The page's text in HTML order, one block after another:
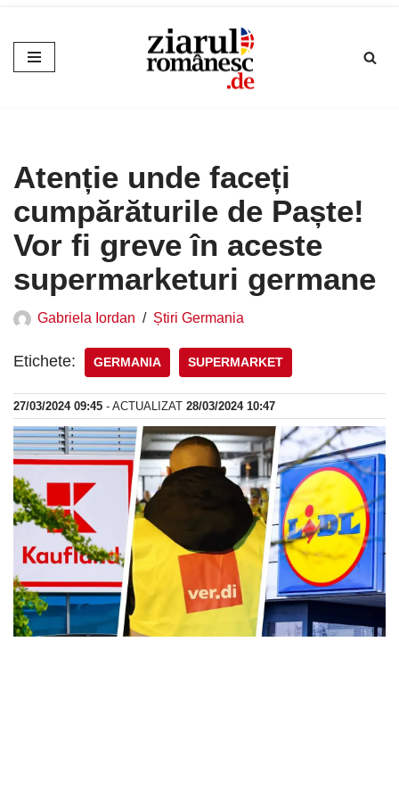
Sari
la
Atenție unde faceți
cumpărăturile de Paște!
Vor fi greve în aceste
supermarketuri germane
Gabriela Iordan Știri Germania
Etichete: GERMANIA SUPERMARKET
27/03/2024 09:45 - ACTUALIZAT 28/03/2024 10:47